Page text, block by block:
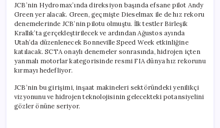
JCB’nin Hydromax’ında direksiyon başında efsane pilot Andy
Green yer alacak. Green, geçmişte Dieselmax ile de hız rekoru
denemelerinde JCB’nin pilotu olmuştu. İlk testler Birleşik
Krallık’ta gerçekleştirilecek ve ardından Ağustos ayında
Utah’da düzenlenecek Bonneville Speed Week etkinliğine
katılacak. SCTA onaylı denemeler sonrasında, hidrojen içten
yanmalı motorlar kategorisinde resmi FIA dünya hız rekorunu
kırmayı hedefliyor.
JCB’nin bu girişimi, inşaat makineleri sektöründeki yenilikçi
vizyonunu ve hidrojen teknolojisinin gelecekteki potansiyelini
gözler önüne seriyor.